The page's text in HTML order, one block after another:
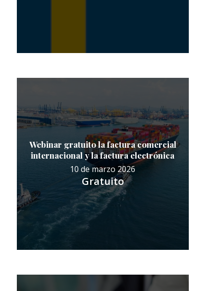
Webinar gratuito la factura comercial
internacional y la factura electrónica
10 de marzo 2026
Gratuito